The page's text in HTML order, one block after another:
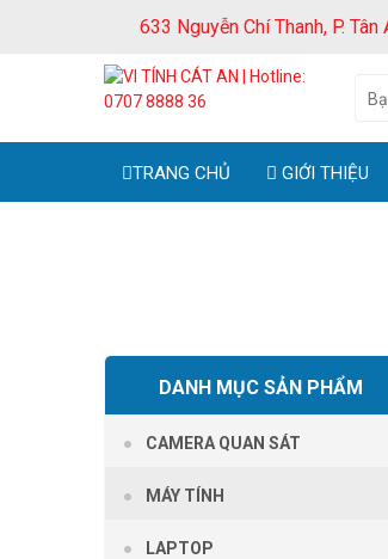
633 Nguyễn Chí Thanh, P.
TRANG CHỦ GIỚI THIỆU
DANH MỤC SẢN PHẨM
CAMERA QUAN SÁT
MÁY TÍNH
LAPTOP